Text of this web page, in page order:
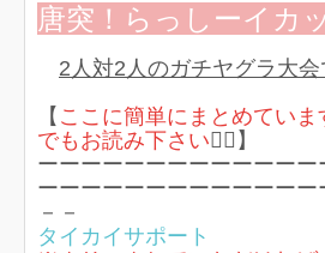
唐突！らっしーイカ
2人対2人のガチヤグラ大会
【 ここに簡単にまとめてい
でもお読み下さい🙇‍♀️】
ーーーーーーーーーーーー
ーーーーーーーーーーーーー
－－
タイカイサポート